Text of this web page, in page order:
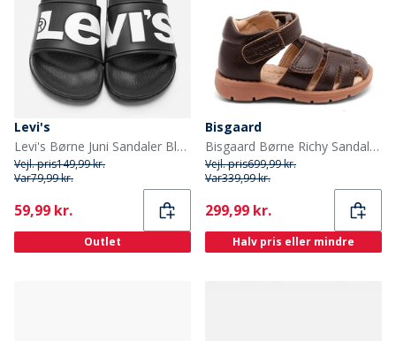
Levi's
Levi's Børne Juni Sandaler Black 0003
Vejl. pris149,99 kr.
Var79,99 kr.
Current
59,99 kr.
Outlet
Bisgaard
Bisgaard Børne Richy Sandaler Dark Brown
Vejl. pris699,99 kr.
Var339,99 kr.
Current
299,99 kr.
Halv pris eller mindre